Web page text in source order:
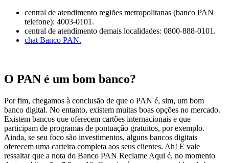
central de atendimento regiões metropolitanas (banco PAN
telefone): 4003-0101.
central de atendimento demais localidades: 0800-888-0101.
chat Banco PAN.
O PAN é um bom banco?
Por fim, chegamos à conclusão de que o PAN é, sim, um bom
banco digital. No entanto, existem muitas boas opções no mercado.
Existem bancos que oferecem cartões internacionais e que
participam de programas de pontuação gratuitos, por exemplo.
Ainda, se seu foco são investimentos, alguns bancos digitais
oferecem uma carteira completa aos seus clientes. Ah! E vale
ressaltar que a nota do Banco PAN Reclame Aqui é, no momento